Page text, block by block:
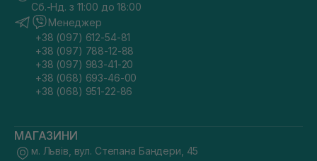
Сб.-Нд. з 11:00 до 18:00
Менеджер
+38 (097) 612-54-81
+38 (097) 788-12-88
+38 (097) 983-41-20
+38 (068) 693-46-00
+38 (068) 951-22-86
МАГАЗИНИ
м. Львів, вул. Степана Бандери, 45